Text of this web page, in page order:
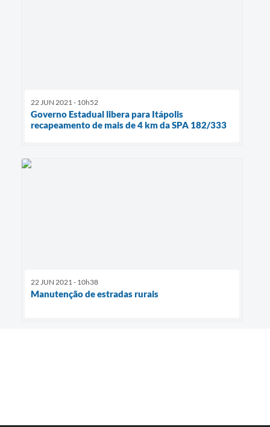
22 JUN 2021 - 10h52
Governo Estadual libera para Itápolis
recapeamento de mais de 4 km da SPA 182/333
22 JUN 2021 - 10h38
Manutenção de estradas rurais